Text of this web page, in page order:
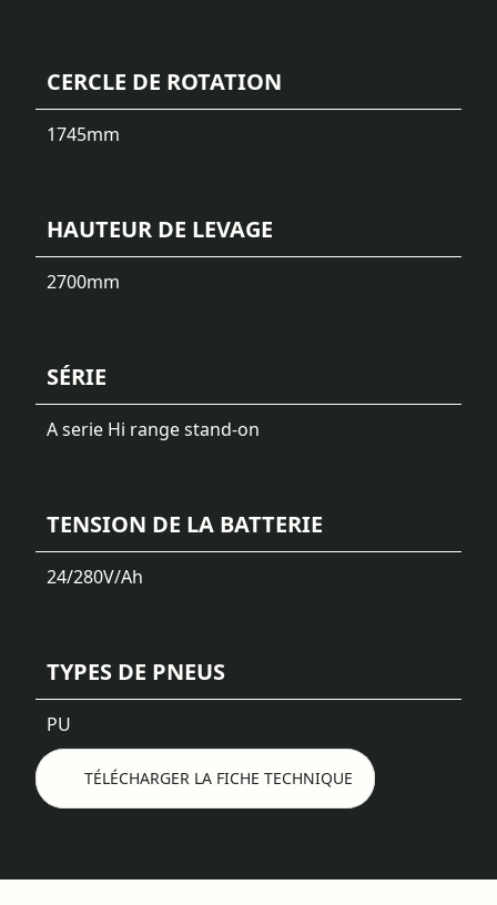
CERCLE DE ROTATION
1745mm
HAUTEUR DE LEVAGE
2700mm
SÉRIE
A serie Hi range stand-on
TENSION DE LA BATTERIE
24/280V/Ah
TYPES DE PNEUS
PU
TÉLÉCHARGER LA FICHE TECHNIQUE